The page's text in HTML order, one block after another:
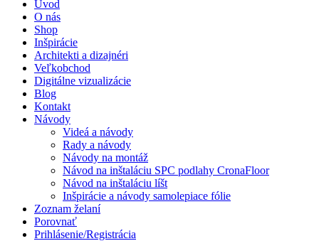
Úvod
O nás
Shop
Inšpirácie
Architekti a dizajnéri
Veľkobchod
Digitálne vizualizácie
Blog
Kontakt
Návody
Videá a návody
Rady a návody
Návody na montáž
Návod na inštaláciu SPC podlahy CronaFloor
Návod na inštaláciu líšt
Inšpirácie a návody samolepiace fólie
Zoznam želaní
Porovnať
Prihlásenie/Registrácia